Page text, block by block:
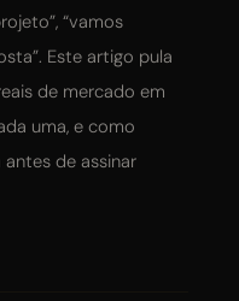
“vamos
Este artigo pula
de mercado em
uma, e como
de assinar